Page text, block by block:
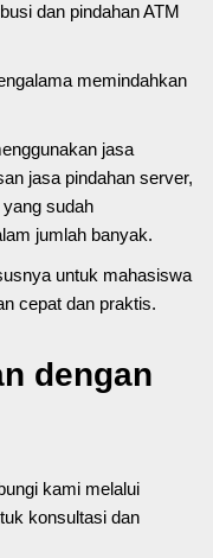
dan pindahan ATM
memindahkan
jasa
jasa pindahan server,
sudah
jumlah banyak.
untuk mahasiswa
cepat dan praktis.
dengan
kami melalui
konsultasi dan